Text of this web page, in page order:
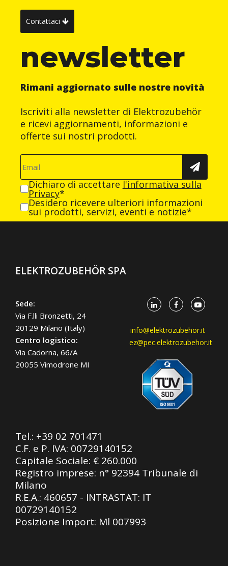
Contattaci
newsletter
Rimani aggiornato sulle nostre novità
Iscriviti alla newsletter di Elektrozubehör
e ricevi aggiornamenti, informazioni e
offerte sui nostri prodotti.
Dichiaro di accettare l'informativa sulla
Privacy*
Desidero ricevere ulteriori informazioni
sui prodotti, servizi, eventi e notizie*
ELEKTROZUBEHÖR SPA
Sede:
Via F.lli Bronzetti, 24
20129 Milano (Italy)
Centro logistico:
Via Cadorna, 66/A
20055 Vimodrone MI
info@elektrozubehor.it
ez@pec.elektrozubehor.it
Tel.: +39 02 701471
C.F. e P. IVA: 00729140152
Capitale Sociale: € 260.000
Registro imprese: n° 92394 Tribunale di
Milano
R.E.A.: 460657 - INTRASTAT: IT
00729140152
Posizione Import: Ml 007993